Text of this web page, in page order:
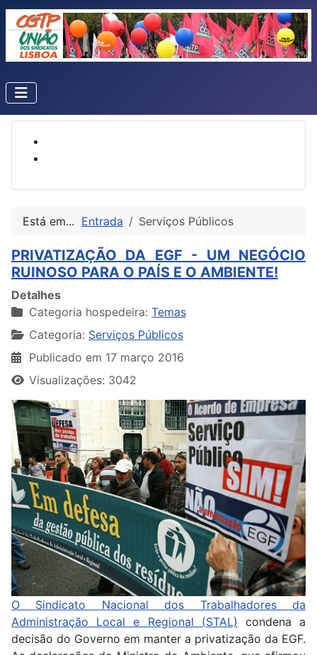
Está em... Entrada Serviços Públicos
PRIVATIZAÇÃO DA EGF - UM NEGÓCIO
RUINOSO PARA O PAÍS E O AMBIENTE!
Detalhes
Categoria hospedeira: Temas
Categoria: Serviços Públicos
Publicado em 17 março 2016
Visualizações: 3042
O Sindicato Nacional dos Trabalhadores da
Administração Local e Regional (STAL) condena a
decisão do Governo em manter a privatização da EGF.